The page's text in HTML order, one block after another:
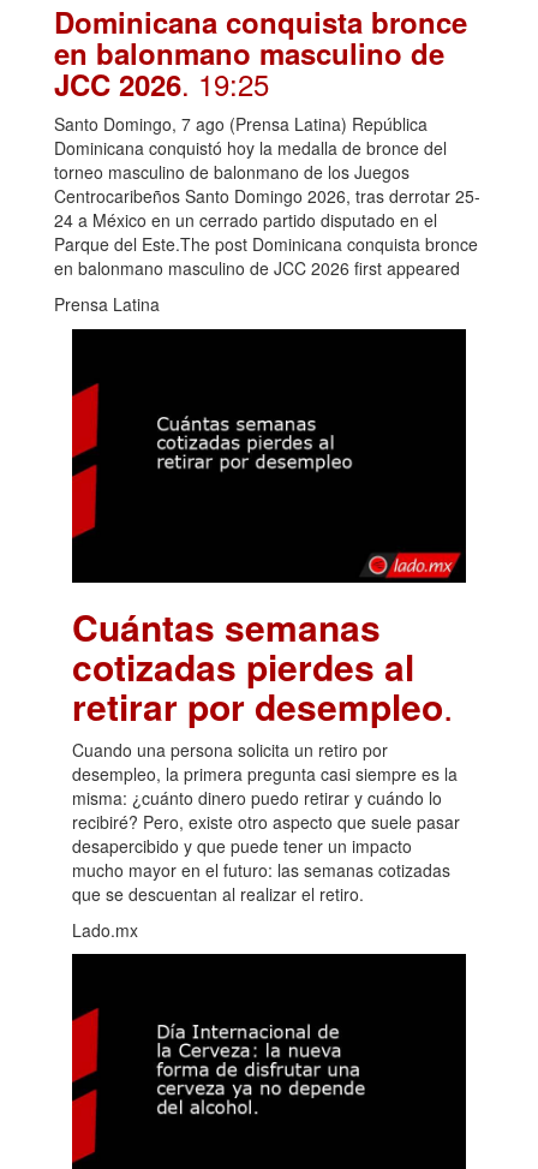
Dominicana conquista bronce
en balonmano masculino de
JCC 2026. 19:25
Santo Domingo, 7 ago (Prensa Latina) República
Dominicana conquistó hoy la medalla de bronce del
torneo masculino de balonmano de los Juegos
Centrocaribeños Santo Domingo 2026, tras derrotar 25-
24 a México en un cerrado partido disputado en el
Parque del Este.The post Dominicana conquista bronce
en balonmano masculino de JCC 2026 first appeared
Prensa Latina
Cuántas semanas
cotizadas pierdes al
retirar por desempleo.
Cuando una persona solicita un retiro por
desempleo, la primera pregunta casi siempre es la
misma: ¿cuánto dinero puedo retirar y cuándo lo
recibiré? Pero, existe otro aspecto que suele pasar
desapercibido y que puede tener un impacto
mucho mayor en el futuro: las semanas cotizadas
que se descuentan al realizar el retiro.
Lado.mx